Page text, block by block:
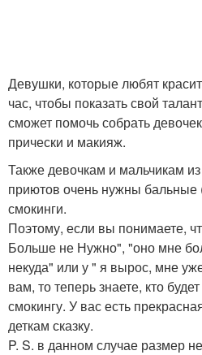
Девушки, которые любят
час, чтобы показать свой
сможет помочь собрать
прически и макияж.
Также девочкам и мальчикам
приютов очень нужны бальные
смокинги.
Поэтому, если вы понимаете,
Больше не Нужно", "оно мне
некуда" или у " я вырос, мне
вам, то теперь знаете, кто
смокингу. У вас есть
деткам сказку.
P. S. в данном случае размер